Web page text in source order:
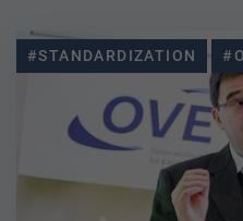
#STANDARDIZATION